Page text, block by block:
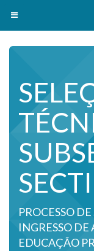
Toggle navigation
PROCESSO
INGRESSO DE
EDUCAÇÃO